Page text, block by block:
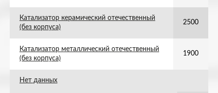
Катализатор керамический отечественный
(без корпуса)
2500
Катализатор металлический отечественный
(без корпуса)
1900
Нет данных